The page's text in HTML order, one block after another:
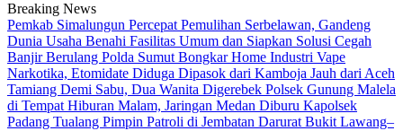
Breaking News
Pemkab Simalungun Percepat Pemulihan Serbelawan, Gandeng
Dunia Usaha Benahi Fasilitas Umum dan Siapkan Solusi Cegah
Banjir Berulang Polda Sumut Bongkar Home Industri Vape
Narkotika, Etomidate Diduga Dipasok dari Kamboja Jauh dari Aceh
Tamiang Demi Sabu, Dua Wanita Digerebek Polsek Gunung Malela
di Tempat Hiburan Malam, Jaringan Medan Diburu Kapolsek
Padang Tualang Pimpin Patroli di Jembatan Darurat Bukit Lawang–